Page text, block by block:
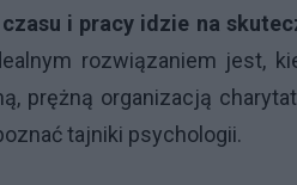
i pracy idzie na
rozwiązaniem jest,
prężną organizacją
tajniki psychologii.